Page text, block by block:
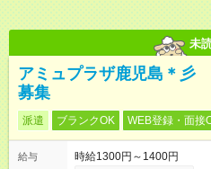
未
アミュプラザ鹿児島＊
募集
派遣 ブランクOK WEB登録・面接
給与
時給1300円～1400円